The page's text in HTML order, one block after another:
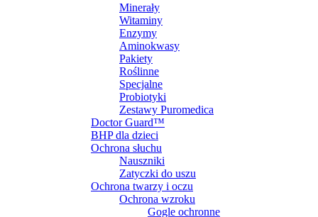
Minerały
Witaminy
Enzymy
Aminokwasy
Pakiety
Roślinne
Specjalne
Probiotyki
Zestawy Puromedica
Doctor Guard™
BHP dla dzieci
Ochrona słuchu
Nauszniki
Zatyczki do uszu
Ochrona twarzy i oczu
Ochrona wzroku
Gogle ochronne